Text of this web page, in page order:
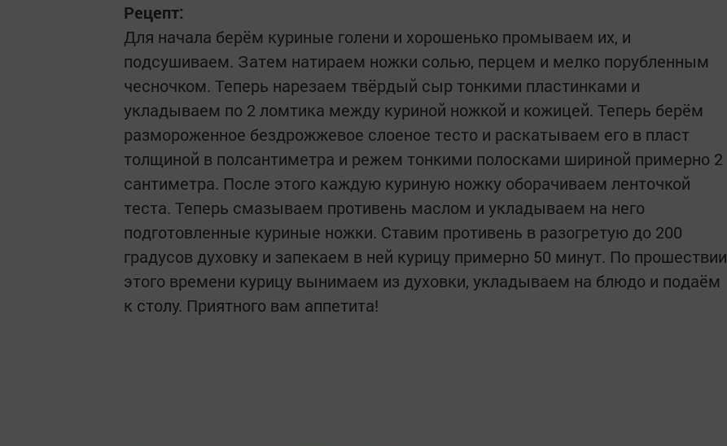
Рецепт:
Для начала берём куриные голени и хорошенько промываем их, и
подсушиваем. Затем натираем ножки солью, перцем и мелко порубленным
чесночком. Теперь нарезаем твёрдый сыр тонкими пластинками и
укладываем по 2 ломтика между куриной ножкой и кожицей. Теперь берём
размороженное бездрожжевое слоеное тесто и раскатываем его в пласт
толщиной в полсантиметра и режем тонкими полосками шириной примерно 2
сантиметра. После этого каждую куриную ножку оборачиваем ленточкой
теста. Теперь смазываем противень маслом и укладываем на него
подготовленные куриные ножки. Ставим противень в разогретую до 200
градусов духовку и запекаем в ней курицу примерно 50 минут. По прошествии
этого времени курицу вынимаем из духовки, укладываем на блюдо и подаём
к столу. Приятного вам аппетита!